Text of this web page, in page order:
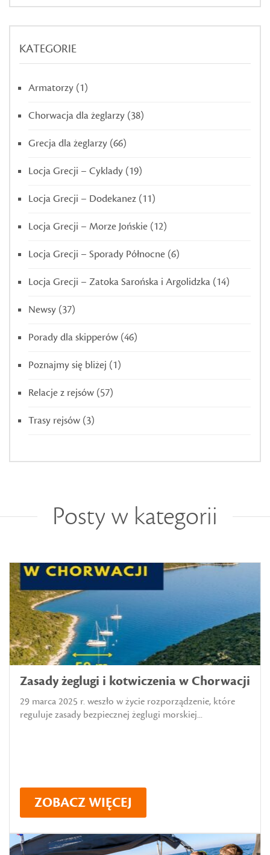
KATEGORIE
Armatorzy (1)
Chorwacja dla żeglarzy (38)
Grecja dla żeglarzy (66)
Locja Grecji – Cyklady (19)
Locja Grecji – Dodekanez (11)
Locja Grecji – Morze Jońskie (12)
Locja Grecji – Sporady Północne (6)
Locja Grecji – Zatoka Sarońska i Argolidzka (14)
Newsy (37)
Porady dla skipperów (46)
Poznajmy się bliżej (1)
Relacje z rejsów (57)
Trasy rejsów (3)
Posty w kategorii
Zasady żeglugi i kotwiczenia w Chorwacji
29 marca 2025 r. weszło w życie rozporządzenie, które
reguluje zasady bezpiecznej żeglugi morskiej...
ZOBACZ WIĘCEJ